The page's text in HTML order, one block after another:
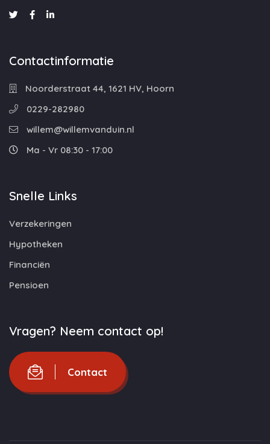
Contactinformatie
Noorderstraat 44, 1621 HV, Hoorn
0229-282980
willem@willemvanduin.nl
Ma - Vr 08:30 - 17:00
Snelle Links
Verzekeringen
Hypotheken
Financiën
Pensioen
Vragen? Neem contact op!
Contact